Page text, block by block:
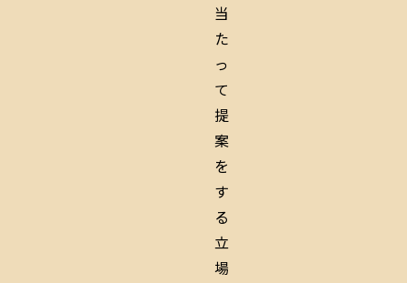
当
た
っ
て
提
案
を
す
る
立
場